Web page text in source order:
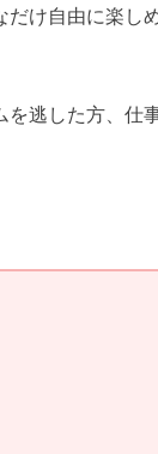
け自由に楽し
逃した方、仕